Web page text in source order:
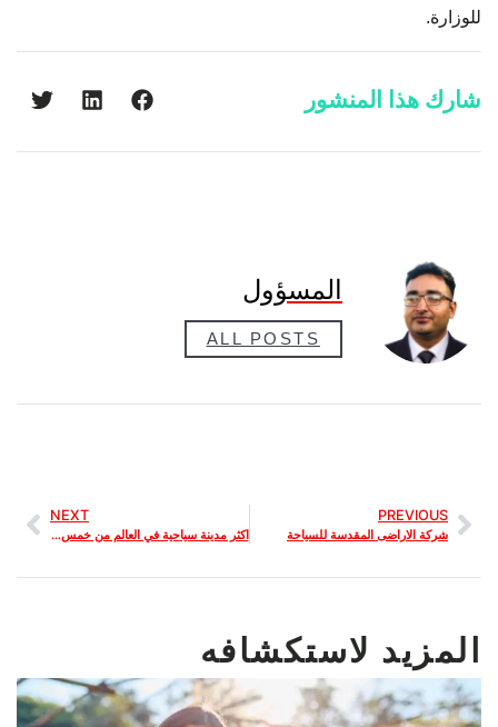
للوزارة.
شارك هذا المنشور
المسؤول
ALL POSTS
PREVIOUS
شركة الاراضى المقدسة للسياحة
NEXT
اكثر مدينة سياحية في العالم من خمس حروف
المزيد لاستكشافه